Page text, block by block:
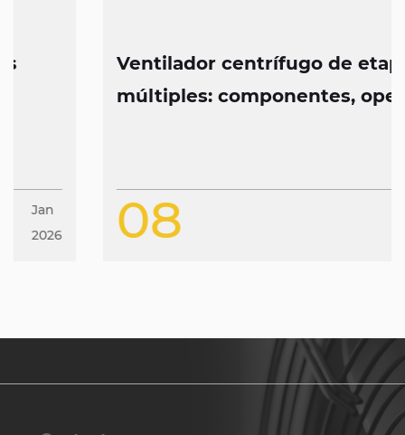
Ventilador centrífugo de etapas
múltiples: componentes, operación
08